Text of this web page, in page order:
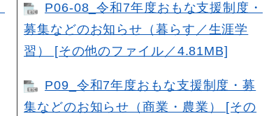
P06-08_令和7年度おもな支援制度・
募集などのお知らせ（暮らす／生涯学
習） [その他のファイル／4.81MB]
P09_令和7年度おもな支援制度・募
集などのお知らせ（商業・農業） [その